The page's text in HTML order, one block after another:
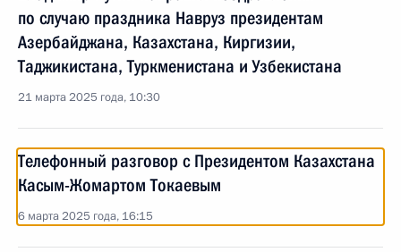
по случаю праздника Навруз президентам
Азербайджана, Казахстана, Киргизии,
Таджикистана, Туркменистана и Узбекистана
21 марта 2025 года, 10:30
Телефонный разговор с Президентом Казахстана
Касым-Жомартом Токаевым
6 марта 2025 года, 16:15